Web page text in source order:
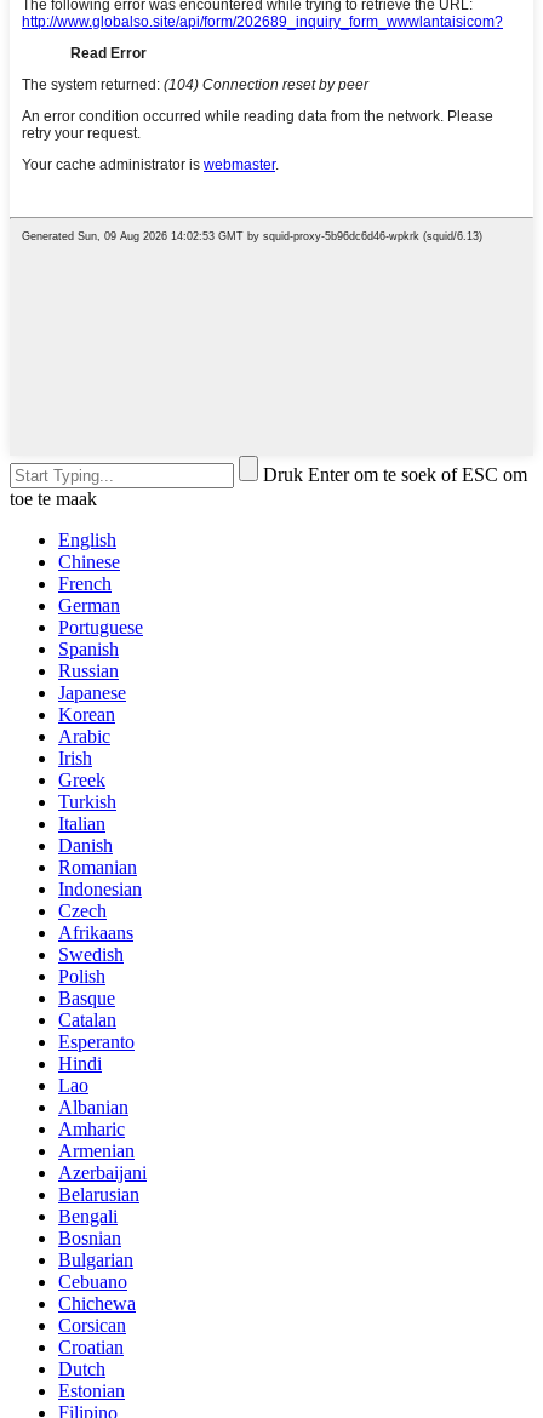
Druk Enter om te soek of ESC om
toe te maak
English
Chinese
French
German
Portuguese
Spanish
Russian
Japanese
Korean
Arabic
Irish
Greek
Turkish
Italian
Danish
Romanian
Indonesian
Czech
Afrikaans
Swedish
Polish
Basque
Catalan
Esperanto
Hindi
Lao
Albanian
Amharic
Armenian
Azerbaijani
Belarusian
Bengali
Bosnian
Bulgarian
Cebuano
Chichewa
Corsican
Croatian
Dutch
Estonian
Filipino